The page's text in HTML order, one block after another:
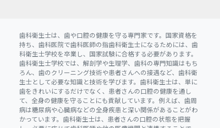
歯科衛生士は、歯や口腔の健康を守る専門家です。国家資格を
持ち、歯科医院で歯科医師の指歯科衛生士になるためには、歯
科衛生士学校を卒業し、国家試験に合格する必要があります。
歯科衛生士学校では、解剖学や生理学、歯科の専門知識はもち
ろん、歯のクリーニング技術や患者さんへの接遇など、歯科衛
生士として必要な知識と技術を学びます。歯科衛生士は、単に
歯をきれいにするだけでなく、患者さんの口腔の健康を通し
て、全身の健康を守ることにも貢献しています。例えば、歯周
病は糖尿病や心臓病などの全身疾患と深い関係があることがわ
かっています。歯科衛生士は、患者さんの口腔の状態を把握